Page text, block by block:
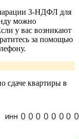
3-НДФЛ для
можно
у вас возникают
за помощью
сдаче квартиры в